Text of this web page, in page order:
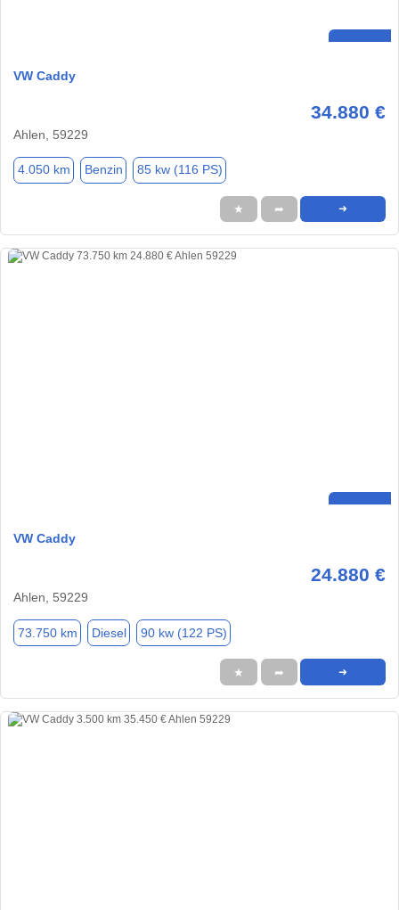
VW Caddy
34.880 €
Ahlen, 59229
4.050 km Benzin 85 kw (116 PS)
★ ➦ ➜
VW Caddy
24.880 €
Ahlen, 59229
73.750 km Diesel 90 kw (122 PS)
★ ➦ ➜